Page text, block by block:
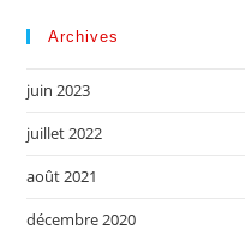
Archives
juin 2023
juillet 2022
août 2021
décembre 2020